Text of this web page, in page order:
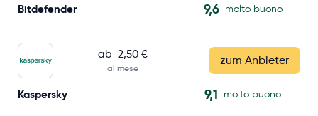
Bitdefender 9,6 molto buono
ab 2,50 €
al mese
zum Anbieter
Kaspersky 9,1 molto buono